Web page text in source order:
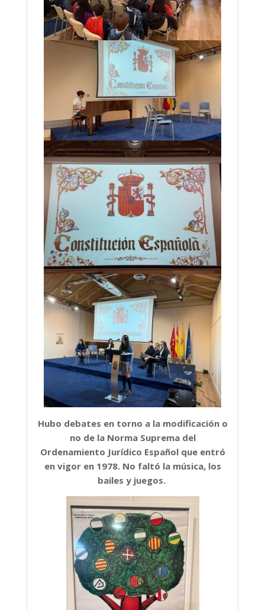
Hubo debates en torno a la modificación o
no de la Norma Suprema del
Ordenamiento Jurídico Español que entró
en vigor en 1978. No faltó la música, los
bailes y juegos.